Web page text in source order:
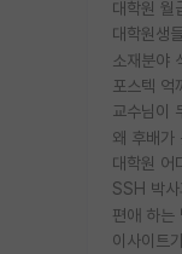
대학원 월
소재분야
교수님이
대학원 어
편애 하는
이사이트